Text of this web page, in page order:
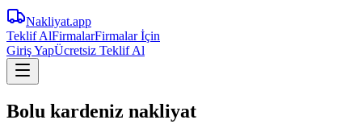
Nakliyat.app
Teklif AlFirmalarFirmalar İçin
Giriş YapÜcretsiz Teklif Al
Bolu kardeniz nakliyat